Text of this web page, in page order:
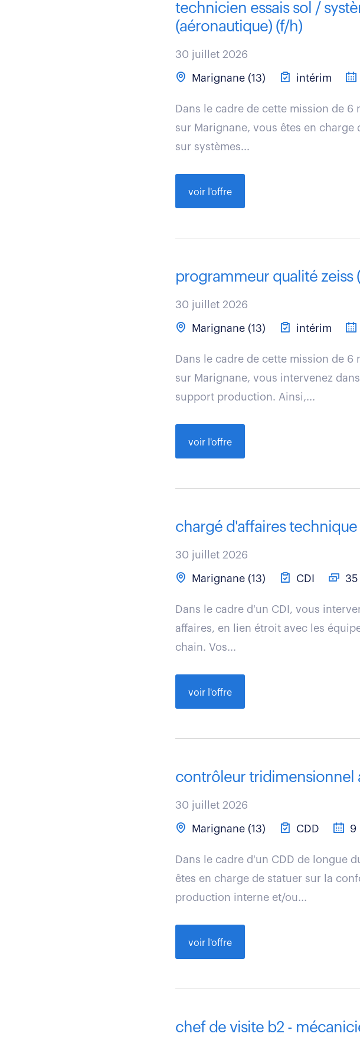
technicien essais sol /
(aéronautique) (f/h)
30 juillet 2026
Marignane (13) intérim
Dans le cadre de cette mission de 6
sur Marignane, vous êtes en charge
sur systèmes...
voir l'offre
programmeur qualité zeiss
30 juillet 2026
Marignane (13) intérim
Dans le cadre de cette mission de 6
sur Marignane, vous intervenez
support production. Ainsi,...
voir l'offre
chargé d'affaires
30 juillet 2026
Marignane (13) CDI
Dans le cadre d'un CDI, vous
affaires, en lien étroit avec les
chain. Vos...
voir l'offre
contrôleur tridimensionnel
30 juillet 2026
Marignane (13) CDD 9
Dans le cadre d'un CDD de longue
êtes en charge de statuer sur la
production interne et/ou...
voir l'offre
chef de visite b2 -